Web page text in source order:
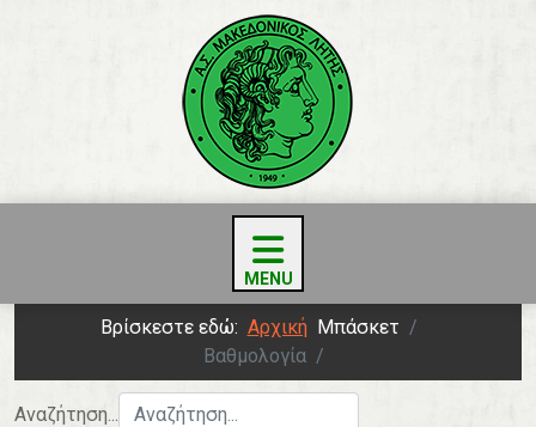
Βρίσκεστε εδώ: Αρχική Μπάσκετ
Βαθμολογία
Αναζήτηση...